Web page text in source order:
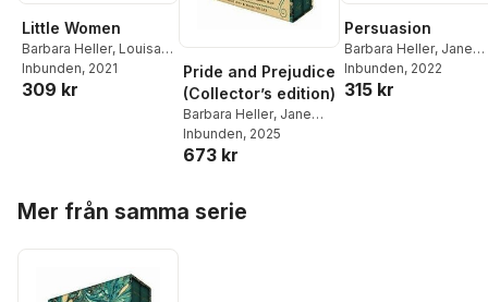
Little Women
Barbara Heller, Louisa
May Alcott
Inbunden, 2021
309 kr
Pride and Prejudice
(Collector’s edition)
Barbara Heller, Jane
Austen,Barbara Heller
Inbunden, 2025
673 kr
Persuasion
Barbara Heller, Jane
Austen
Inbunden, 2022
315 kr
Mer från samma serie